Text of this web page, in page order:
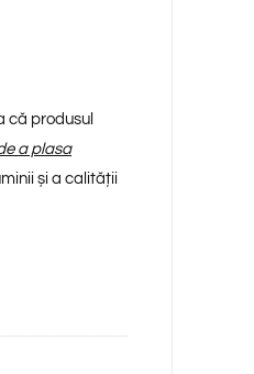
că produsul
a plasa
și a calității